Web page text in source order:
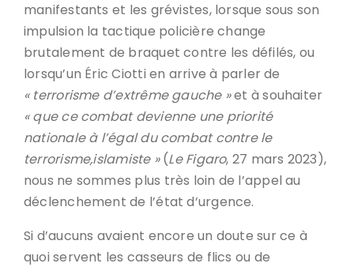
manifestants et les grévistes, lorsque sous son
impulsion la tactique policière change
brutalement de braquet contre les défilés, ou
lorsqu’un Éric Ciotti en arrive à parler de
« terrorisme d’extrême gauche »et à souhaiter
« que ce combat devienne une priorité
nationale à l’égal du combat contre le
terrorisme,islamiste »(Le Figaro, 27 mars 2023),
nous ne sommes plus très loin de l’appel au
déclenchement de l’état d’urgence.
Si d’aucuns avaient encore un doute sur ce à
quoi servent les casseurs de flics ou de